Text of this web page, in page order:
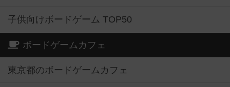
子供向けボードゲーム TOP50
ボードゲームカフェ
東京都のボードゲームカフェ